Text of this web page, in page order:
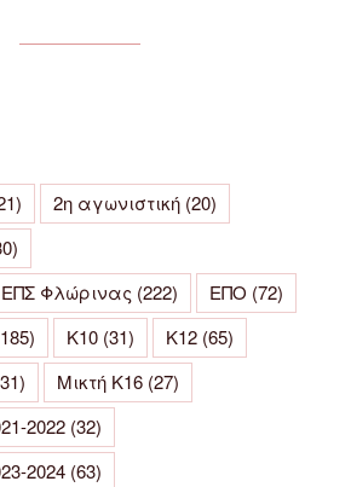
2η αγωνιστική (20)
Φλώρινας (222) ΕΠΟ (72)
Κ10 (31) Κ12 (65)
Μικτή Κ16 (27)
2022 (32)
2024 (63)